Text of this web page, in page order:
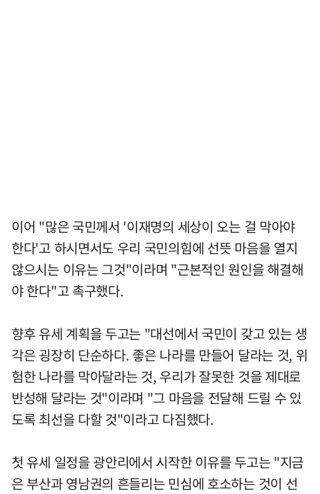
이어 "많은 국민께서 '이재명의 세상이 오는 걸 막아야
한다'고 하시면서도 우리 국민의힘에 선뜻 마음을 열지
않으시는 이유는 그것"이라며 "근본적인 원인을 해결해
야 한다"고 촉구했다.
향후 유세 계획을 두고는 "대선에서 국민이 갖고 있는 생
각은 굉장히 단순하다. 좋은 나라를 만들어 달라는 것, 위
험한 나라를 막아달라는 것, 우리가 잘못한 것을 제대로
반성해 달라는 것"이라며 "그 마음을 전달해 드릴 수 있
도록 최선을 다할 것"이라고 다짐했다.
첫 유세 일정을 광안리에서 시작한 이유를 두고는 "지금
은 부산과 영남권의 흔들리는 민심에 호소하는 것이 선